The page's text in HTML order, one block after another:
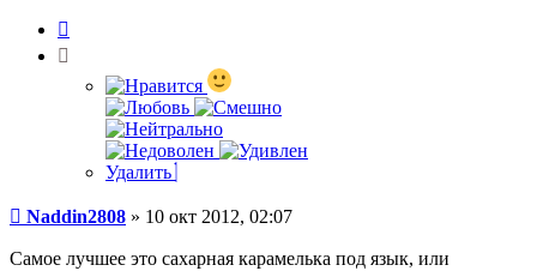
Удалить
Сообщение
Naddin2808 » 10 окт 2012, 02:07
Самое лучшее это сахарная карамелька под язык, или